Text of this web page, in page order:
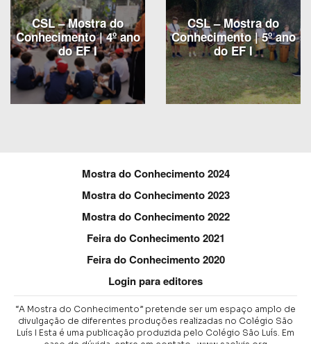
CSL – Mostra do
Conhecimento | 4º ano
do EF I
CSL – Mostra do
Conhecimento | 5º ano
do EF I
Mostra do Conhecimento 2024
Mostra do Conhecimento 2023
Mostra do Conhecimento 2022
Feira do Conhecimento 2021
Feira do Conhecimento 2020
Login para editores
“A Mostra do Conhecimento” pretende ser um espaço amplo de
divulgação de diferentes produções realizadas no Colégio São
Luís I Esta é uma publicação produzida pelo Colégio São Luís. Em